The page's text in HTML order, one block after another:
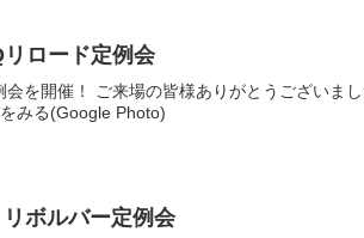
ロード定例会
を開催！ ご来場の皆様ありがとうございま
みる(Google Photo)
ボルバー定例会